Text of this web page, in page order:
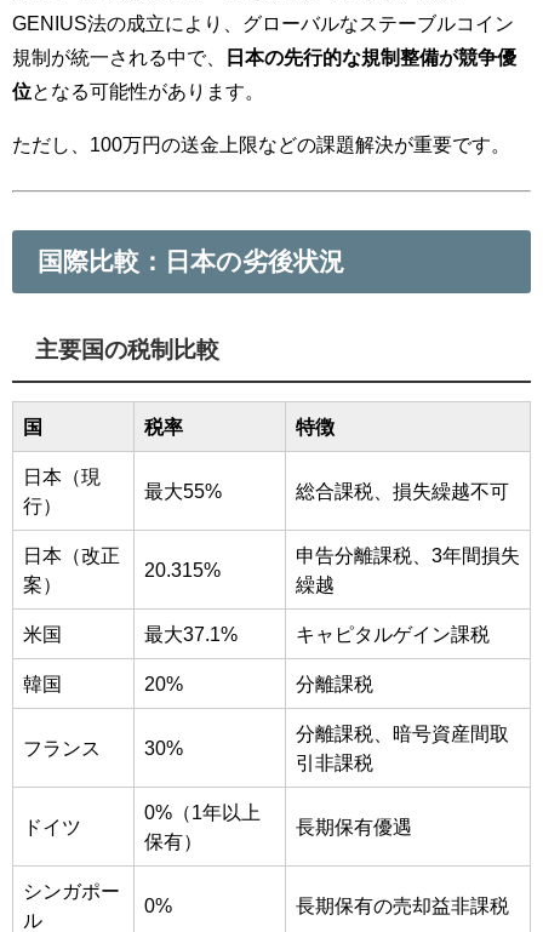
GENIUS法の成立により、グローバルなステーブルコイン
規制が統一される中で、
日本の先行的な規制整備が競争優
位となる可能性があります。
ただし、100万円の送金上限などの課題解決が重要です。
国際比較：日本の劣後状況
主要国の税制比較
国 税率 特徴
日本（現
行）
最大55% 総合課税、損失繰越不可
日本（改正
案）
20.315%
申告分離課税、3年間損失
繰越
米国 最大37.1% キャピタルゲイン課税
韓国 20% 分離課税
フランス 30%
分離課税、暗号資産間取
引非課税
ドイツ
0%（1年以上
保有）
長期保有優遇
シンガポー
ル
0% 長期保有の売却益非課税